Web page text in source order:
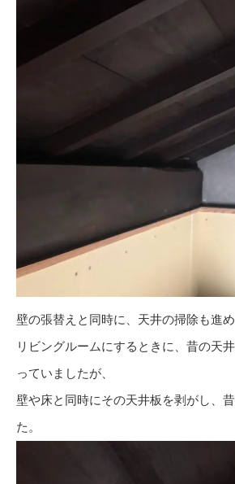
壁の張替えと同時に、天井の掃除も進め
リビングルームにするときに、昔の天
っていましたが、
壁や床と同時にその天井板を剥がし、
た。